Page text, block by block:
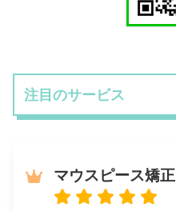
注目のサービス
マウスピース矯正